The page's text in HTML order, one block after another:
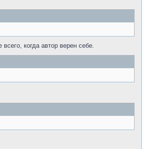
когда автор верен себе.